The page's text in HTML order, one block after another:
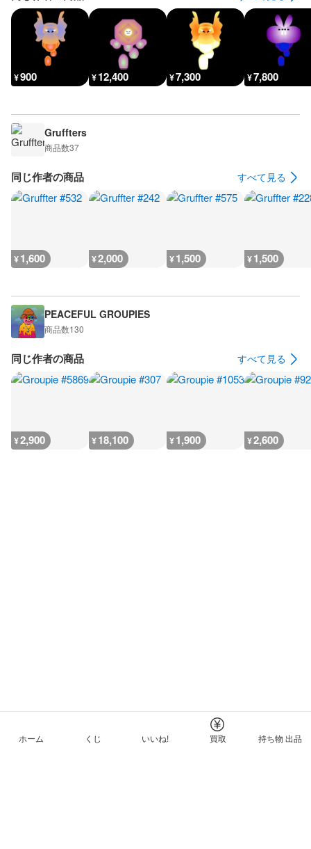
¥900 ¥12,400 ¥7,300 ¥7,800
Gruffters
商品数37
同じ作者の商品 すべて見る
¥1,600 ¥2,000 ¥1,500 ¥1,500
PEACEFUL GROUPIES
商品数130
同じ作者の商品 すべて見る
¥2,900 ¥18,100 ¥1,900 ¥2,600
ホーム くじ いいね! 買取 持ち物 出品